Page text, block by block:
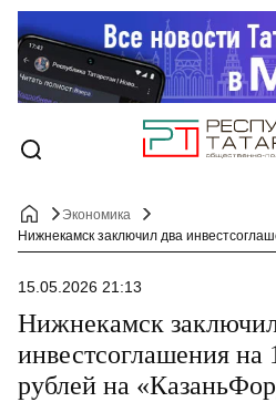
Экономика
15.05.2026 21:13
Нижнекамск
инвестсоглашения на
рублей на